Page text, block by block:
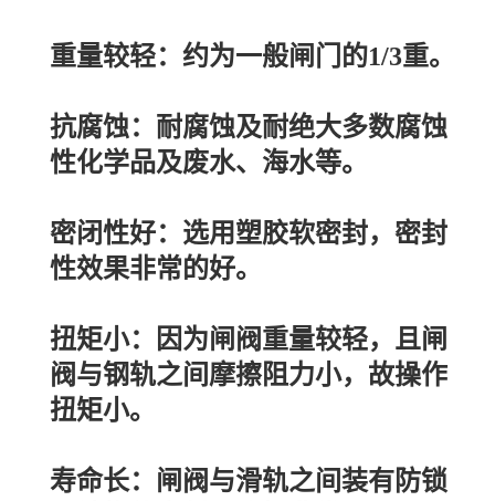
重量较轻：约为一般闸门的1/3重。
抗腐蚀：耐腐蚀及耐绝大多数腐蚀
性化学品及废水、海水等。
密闭性好：选用塑胶软密封，密封
性效果非常的好。
扭矩小：因为闸阀重量较轻，且闸
阀与钢轨之间摩擦阻力小，故操作
扭矩小。
寿命长：闸阀与滑轨之间装有防锁